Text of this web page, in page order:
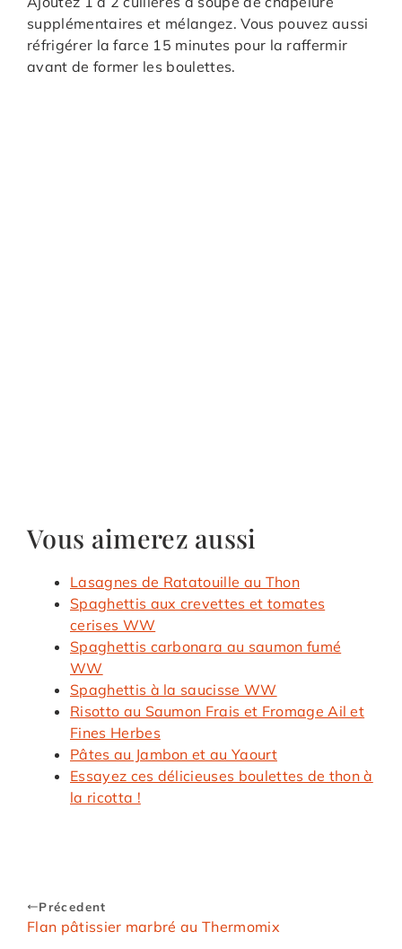
supplémentaires et mélangez. Vous pouvez aussi
réfrigérer la farce 15 minutes pour la raffermir
avant de former les boulettes.
Vous aimerez aussi
Lasagnes de Ratatouille au Thon
Spaghettis aux crevettes et tomates
cerises WW
Spaghettis carbonara au saumon fumé
WW
Spaghettis à la saucisse WW
Risotto au Saumon Frais et Fromage Ail et
Fines Herbes
Pâtes au Jambon et au Yaourt
Essayez ces délicieuses boulettes de thon à
la ricotta !
Précedent
Flan pâtissier marbré au Thermomix